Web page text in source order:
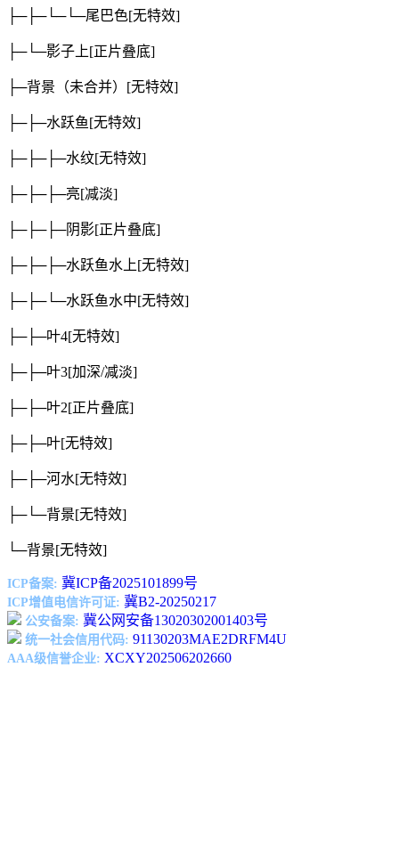
├─├─└─└─尾巴色[无特效]
├─└─影子上[正片叠底]
├─背景（未合并） [无特效]
├─├─水跃鱼[无特效]
├─├─├─水纹[无特效]
├─├─├─亮[减淡]
├─├─├─阴影[正片叠底]
├─├─├─水跃鱼水上[无特效]
├─├─└─水跃鱼水中[无特效]
├─├─叶4[无特效]
├─├─叶3[加深/减淡]
├─├─叶2[正片叠底]
├─├─叶[无特效]
├─├─河水[无特效]
├─└─背景[无特效]
└─背景[无特效]
ICP备案: 冀ICP备2025101899号
ICP增值电信许可证: 冀B2-20250217
公安备案: 冀公网安备13020302001403号
统一社会信用代码: 91130203MAE2DRFM4U
AAA级信誉企业: XCXY202506202660